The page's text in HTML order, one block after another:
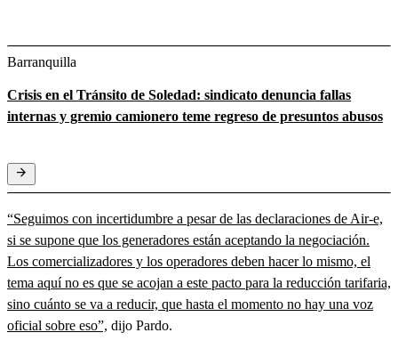
Barranquilla
Crisis en el Tránsito de Soledad: sindicato denuncia fallas
internas y gremio camionero teme regreso de presuntos abusos
“Seguimos con incertidumbre a pesar de las declaraciones de Air-e,
si se supone que los generadores están aceptando la negociación.
Los comercializadores y los operadores deben hacer lo mismo, el
tema aquí no es que se acojan a este pacto para la reducción tarifaria,
sino cuánto se va a reducir, que hasta el momento no hay una voz
oficial sobre eso”, dijo Pardo.